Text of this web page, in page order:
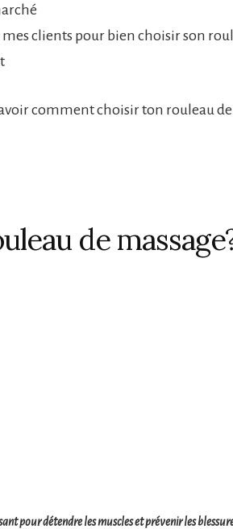
mes clients pour bien choisir son
comment choisir ton rouleau de
de
pour détendre les muscles et prévenir les